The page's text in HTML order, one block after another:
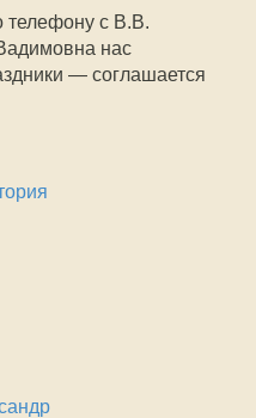
телефону с В.В.
нас
— соглашается